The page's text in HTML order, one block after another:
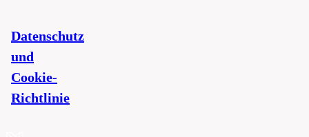
Datenschutz
und
Cookie-
Richtlinie